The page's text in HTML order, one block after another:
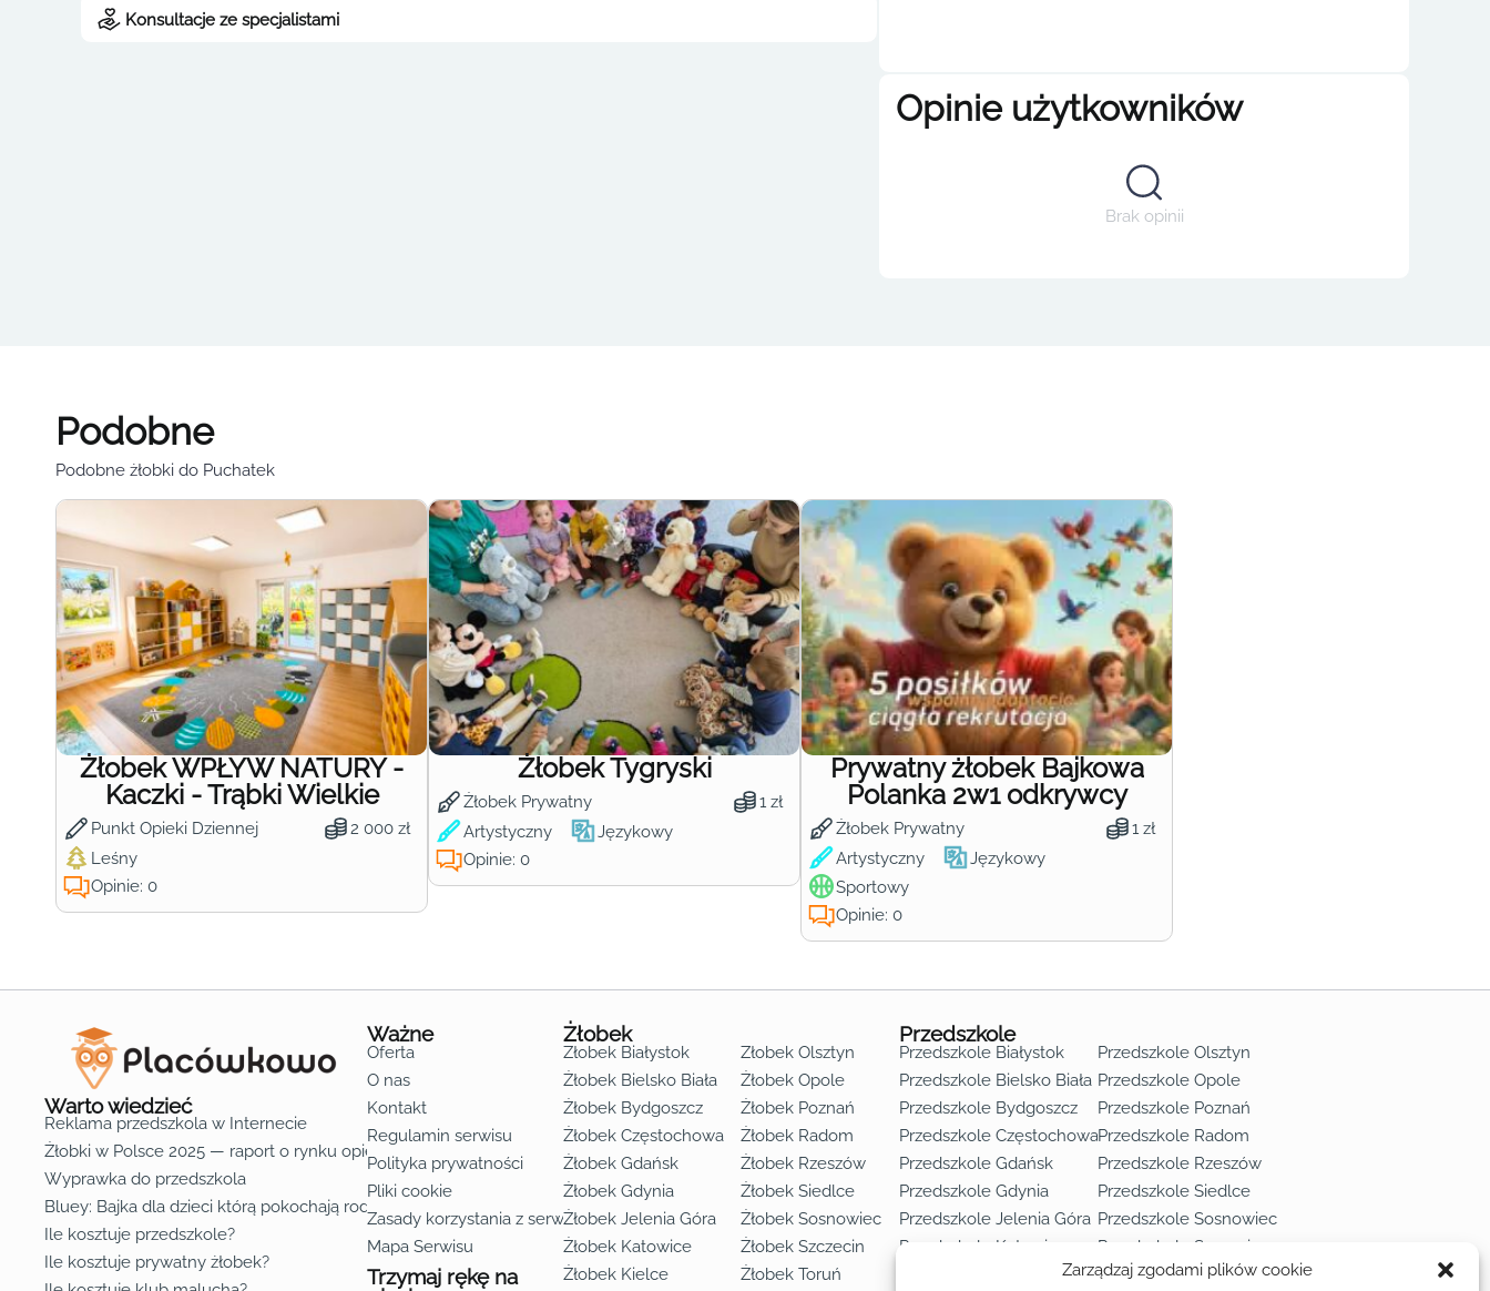
Zarządzaj zgodami plików cookie
Konsultacje ze specjalistami
Opinie użytkowników
Brak opinii
Podobne
Podobne żłobki do Puchatek
Żłobek WPŁYW NATURY -
Kaczki - Trąbki Wielkie
Punkt Opieki Dziennej 2 000 zł
Leśny
Opinie: 0
Żłobek Tygryski
Żłobek Prywatny 1 zł
Artystyczny Językowy
Opinie: 0
Prywatny żłobek Bajkowa
Polanka 2w1 odkrywcy
Żłobek Prywatny 1 zł
Artystyczny
Językowy
Sportowy
Opinie: 0
Warto wiedzieć
Reklama przedszkola w Internecie
Żłobki w Polsce 2025 — raport o rynku opieki nad dziećmi do lat 3
Wyprawka do przedszkola
Bluey: Bajka dla dzieci którą pokochają rodzice
Ile kosztuje przedszkole?
Ile kosztuje prywatny żłobek?
Ważne
Oferta
O nas
Kontakt
Regulamin serwisu
Polityka prywatności
Pliki cookie
Zasady korzystania z serwisu
Mapa Serwisu
Trzymaj rękę na
Żłobek
Żłobek Białystok
Żłobek Bielsko Biała
Żłobek Bydgoszcz
Żłobek Częstochowa
Żłobek Gdańsk
Żłobek Gdynia
Żłobek Jelenia Góra
Żłobek Katowice
Żłobek Kielce
Żłobek Olsztyn
Żłobek Opole
Żłobek Poznań
Żłobek Radom
Żłobek Rzeszów
Żłobek Siedlce
Żłobek Sosnowiec
Żłobek Szczecin
Żłobek Toruń
Przedszkole
Przedszkole Białystok
Przedszkole Bielsko Biała
Przedszkole Bydgoszcz
Przedszkole Częstochowa
Przedszkole Gdańsk
Przedszkole Gdynia
Przedszkole Jelenia Góra
Przedszkole Katowice
Przedszkole Olsztyn
Przedszkole Opole
Przedszkole Poznań
Przedszkole Radom
Przedszkole Rzeszów
Przedszkole Siedlce
Przedszkole Sosnowiec
Przedszkole Szczecin
Przedszkole Toruń